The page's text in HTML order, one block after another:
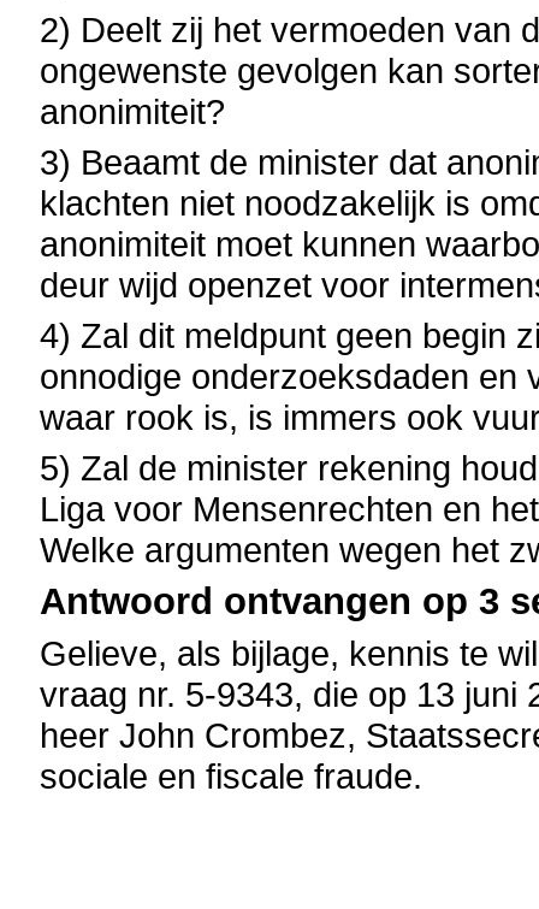
2) Deelt zij het vermoeden van
ongewenste gevolgen kan
anonimiteit?
3) Beaamt de minister dat
klachten niet noodzakelijk is
anonimiteit moet kunnen
deur wijd openzet voor
4) Zal dit meldpunt geen begin
onnodige onderzoeksdaden en
waar rook is, is immers ook
5) Zal de minister rekening
Liga voor Mensenrechten en
Welke argumenten wegen het
Antwoord ontvangen op 3
Gelieve, als bijlage, kennis te
vraag nr. 5-9343, die op 13 juni
heer John Crombez,
sociale en fiscale fraude.